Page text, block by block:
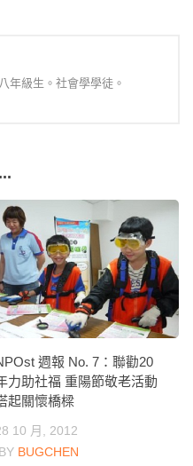
年級生。社會學學徒。
週報 No. 7：聯勸20
力助社福 重陽節敬老活動
起關懷橋樑
10 月, 2012
BY BUGCHEN